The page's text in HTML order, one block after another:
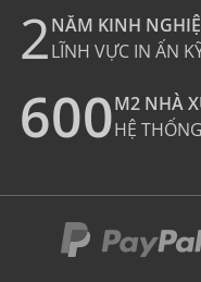
2NĂM KINH
LĨNH VỰC IN ẤN
600M2 NHÀ
HỆ